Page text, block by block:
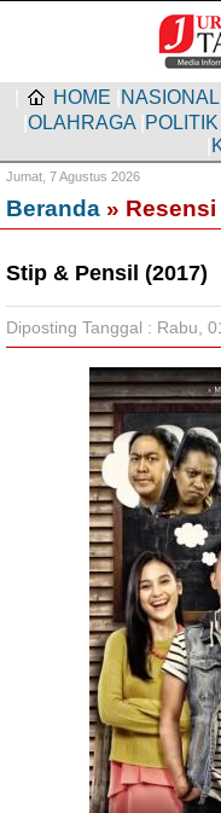
HOME NASIONAL
OLAHRAGA POLITIK
Jumat, 7 Agustus 2026
Beranda » Resensi
Stip & Pensil (2017)
Diposting Tanggal : Rabu,